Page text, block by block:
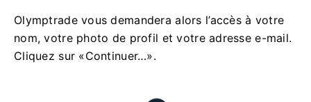
Olymptrade vous demandera alors l’accès à votre
nom, votre photo de profil et votre adresse e-mail.
Cliquez sur «Continuer…».